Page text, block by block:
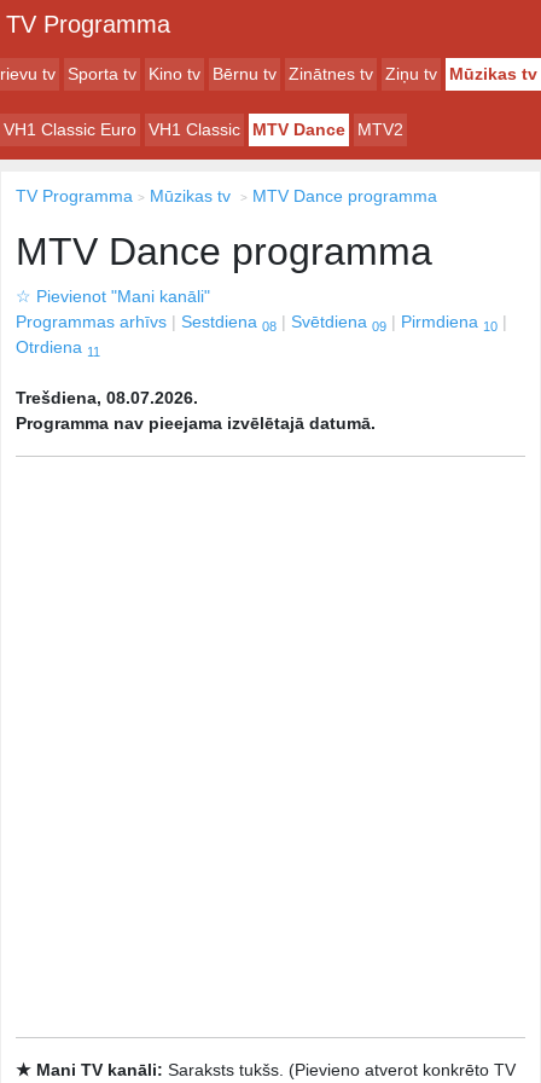
TV Programma
tv Sporta tv Kino tv Bērnu tv Zinātnes tv Ziņu tv Mūzikas tv
VH1 Classic Euro VH1 Classic MTV Dance MTV2
TV Programma Mūzikas tv MTV Dance programma
MTV Dance programma
☆ Pievienot "Mani kanāli"
Programmas arhīvs
Sestdiena 08 Svētdiena 09 Pirmdiena 10
Otrdiena 11
Trešdiena, 08.07.2026.
Programma nav pieejama izvēlētajā datumā.
★ Mani TV kanāli: Saraksts tukšs. (Pievieno atverot konkrēto TV